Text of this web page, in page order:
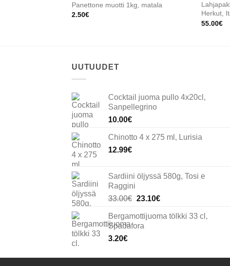
Panettone muotti 1kg, matala
2.50€
Herkut,
55.00€
UUTUUDET
Cocktail juoma pullo 4x20cl,
Sanpellegrino
10.00€
Chinotto 4 x 275 ml, Lurisia
12.99€
Sardiini öljyssä 580g, Tosi e
Raggini
33.00€ Alkuperäinen
oli:
33.00€.
23.10€Nykyinen
on:
Bergamottijuoma tölkki 33 cl,
Spadafora
3.20€